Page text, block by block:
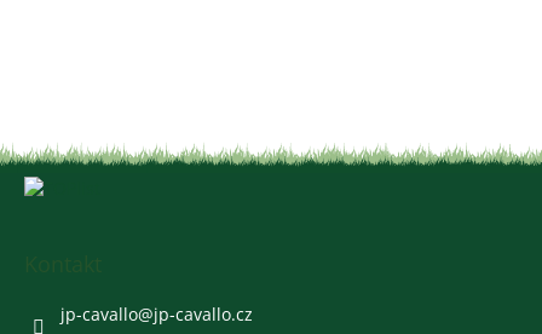
jp-cavallo@jp-cavallo.cz